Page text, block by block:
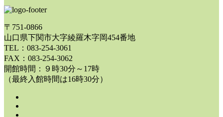
〒751-0866
山口県下関市大字綾羅木字岡454番地
TEL：083-254-3061
FAX：083-254-3062
開館時間：９時30分～17時
（最終入館時間は16時30分）